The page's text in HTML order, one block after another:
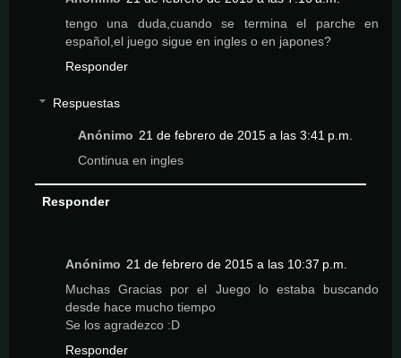
tengo una duda,cuando se termina el parche en
español,el juego sigue en ingles o en japones?
Responder
Respuestas
Anónimo 21 de febrero de 2015 a las 3:41 p.m.
Continua en ingles
Responder
Anónimo 21 de febrero de 2015 a las 10:37 p.m.
Muchas Gracias por el Juego lo estaba buscando
desde hace mucho tiempo
Se los agradezco :D
Responder